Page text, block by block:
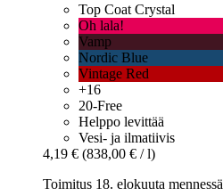
Top Coat Crystal
Oh lala!
Vamp
Nordic Blue
Vintage Red
+16
20-Free
Helppo levittää
Vesi- ja ilmatiivis
4,19 € (838,00 € / l)
Toimitus 18. elokuuta mennessä